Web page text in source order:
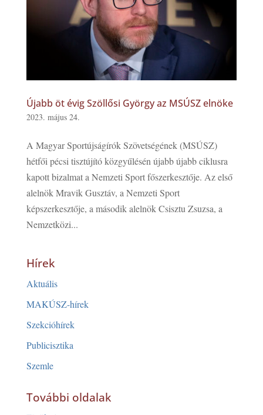
Újabb öt évig Szöllősi György az MSÚSZ elnöke
2023. május 24.
A Magyar Sportújságírók Szövetségének (MSÚSZ)
hétfői pécsi tisztújító közgyűlésén újabb újabb ciklusra
kapott bizalmat a Nemzeti Sport főszerkesztője. Az első
alelnök Mravik Gusztáv, a Nemzeti Sport
képszerkesztője, a második alelnök Csisztu Zsuzsa, a
Nemzetközi...
Hírek
Aktuális
MAKÚSZ-hírek
Szekcióhírek
Publicisztika
Szemle
További oldalak